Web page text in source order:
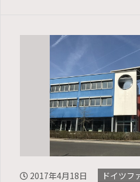
2017年4月18日 ドイツフ